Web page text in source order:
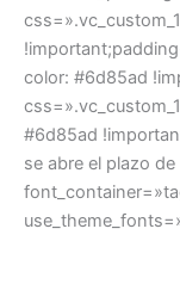
color: #6d85ad
#6d85ad
se abre el plazo